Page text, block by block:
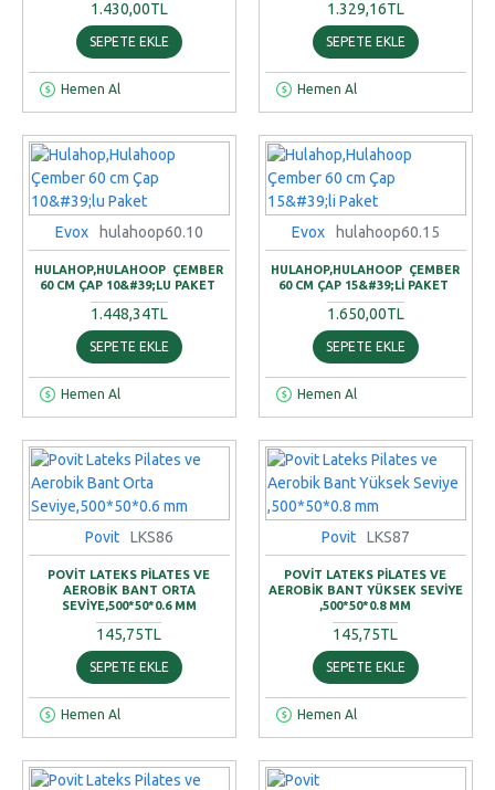
1.430,00TL
SEPETE EKLE
Hemen Al
1.329,16TL
SEPETE EKLE
Hemen Al
Evox hulahoop60.10
HULAHOP,HULAHOOP ÇEMBER
60 CM ÇAP 10&#39;LU PAKET
1.448,34TL
SEPETE EKLE
Hemen Al
Evox hulahoop60.15
HULAHOP,HULAHOOP ÇEMBER
60 CM ÇAP 15&#39;LI PAKET
1.650,00TL
SEPETE EKLE
Hemen Al
Povit LKS86
POVIT LATEKS PILATES VE
AEROBIK BANT ORTA
SEVIYE,500*50*0.6 MM
145,75TL
SEPETE EKLE
Hemen Al
Povit LKS87
POVIT LATEKS PILATES VE
AEROBIK BANT YÜKSEK SEVIYE
,500*50*0.8 MM
145,75TL
SEPETE EKLE
Hemen Al